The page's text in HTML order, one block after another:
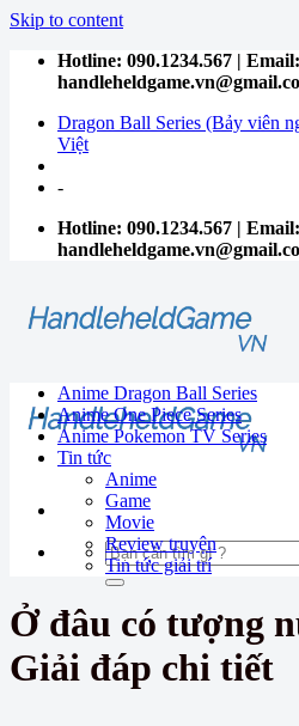
Skip to content
Hotline: 090.1234.567 | Email:
Dragon Ball Series (Bảy viên
Việt
-
Hotline: 090.1234.567 | Email:
Anime Dragon Ball Series
Anime One Piece Series
Anime Pokemon TV Series
Tin tức
Anime
Game
Movie
Review truyện
Tin tức giải trí
Ở đâu có tượng
Giải đáp chi tiết